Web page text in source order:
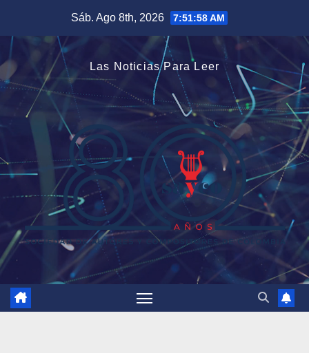
contenido
Sáb. Ago 8th, 2026 7:51:58 AM
Las Noticias Para Leer